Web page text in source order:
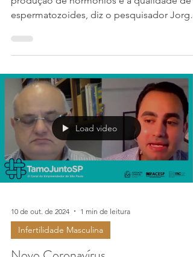
Já existem evidências de que o vírus afeta a
espermatozoides, diz o pesquisador Jorge
Hallak Desde...
Load video
10 de out. de 2024 1 min de leitura